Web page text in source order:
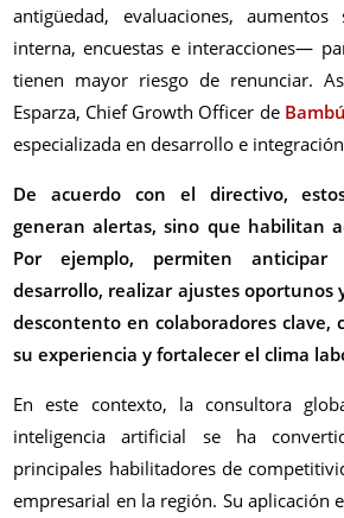
antigüedad, evaluaciones, aumentos
interna, encuestas e interacciones—
tienen mayor riesgo de renunciar.
Esparza, Chief Growth Officer de
especializada en desarrollo e
De acuerdo con el directivo,
generan alertas, sino que habilitan
Por ejemplo, permiten anticipar
desarrollo, realizar ajustes oportunos
descontento en colaboradores clave,
su experiencia y fortalecer el clima
En este contexto, la consultora
inteligencia artificial se ha
principales habilitadores de
empresarial en la región. Su aplicación